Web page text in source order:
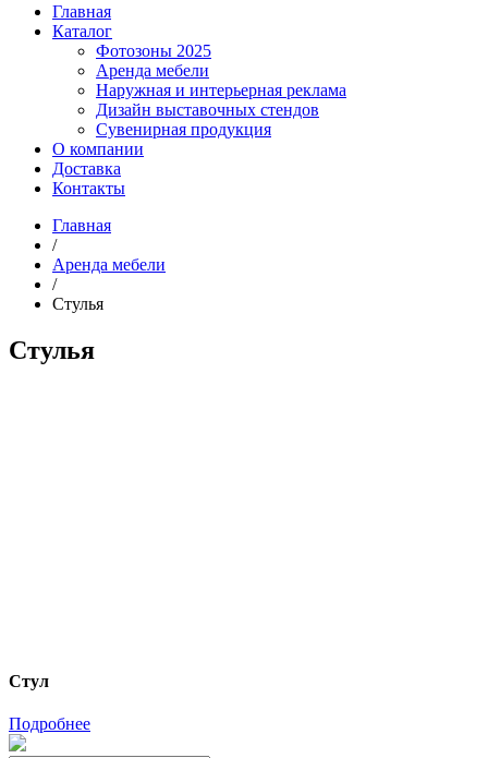
Главная
Каталог
Фотозоны 2025
Аренда мебели
Наружная и интерьерная реклама
Дизайн выставочных стендов
Сувенирная продукция
О компании
Доставка
Контакты
Главная
/
Аренда мебели
/
Стулья
Стулья
Стул
Подробнее